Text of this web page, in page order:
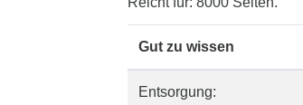
Gut zu wissen
Entsorgung: